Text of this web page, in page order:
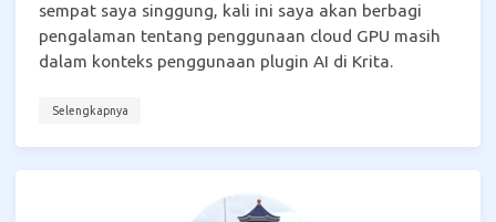
sempat saya singgung, kali ini saya akan berbagi
pengalaman tentang penggunaan cloud GPU masih
dalam konteks penggunaan plugin AI di Krita.
Selengkapnya